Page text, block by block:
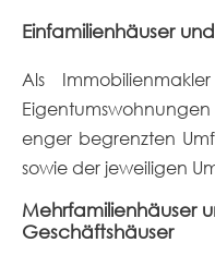
Einfamilienhäuser
Als
enger begrenzten
sowie der jeweiligen
Mehrfamilienhäuser
Geschäftshäuser